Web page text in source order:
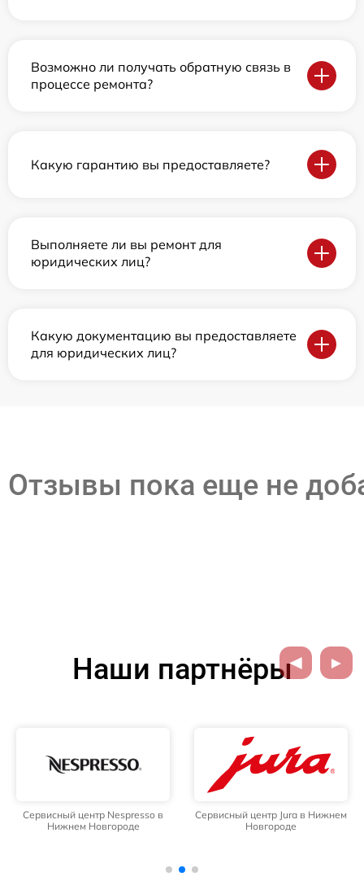
Возможно ли получать обратную связь в
процессе ремонта?
Какую гарантию вы предоставляете?
Выполняете ли вы ремонт для
юридических лиц?
Какую документацию вы предоставляете
для юридических лиц?
Отзывы пока еще не
Наши партнёры
Сервисный центр Nespresso в
Нижнем Новгороде
Сервисный центр Jura в Нижнем
Новгороде